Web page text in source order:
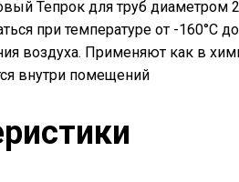
Тепрок для труб
при температуре от -160°С
воздуха. Применяют как в
внутри помещений